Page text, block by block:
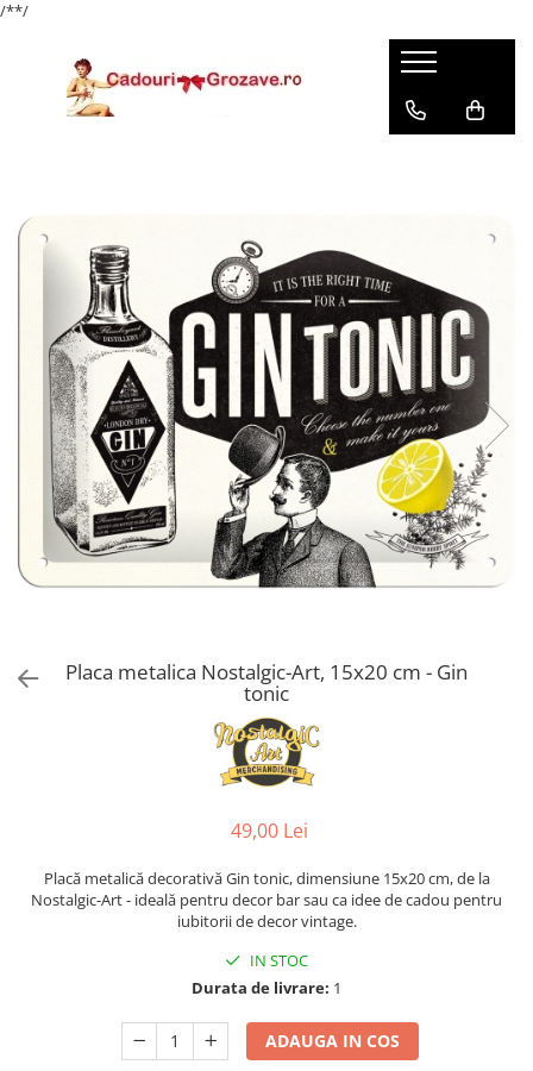
/**/
Placa metalica Nostalgic-Art, 15x20 cm - Gin
tonic
49,00 Lei
Placă metalică decorativă Gin tonic, dimensiune 15x20 cm, de la
Nostalgic-Art - ideală pentru decor bar sau ca idee de cadou pentru
iubitorii de decor vintage.
IN STOC
Durata de livrare: 1
ADAUGA IN COS